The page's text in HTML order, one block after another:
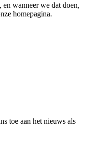
wanneer we dat doen,
homepagina.
toe aan het nieuws als